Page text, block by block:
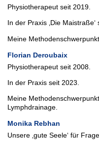
Physiotherapeut seit 2019.
In der Praxis ‚Die Maistraße‘
Meine
Florian Deroubaix
Physiotherapeut seit 2008.
In der Praxis seit 2023.
Meine
Lymphdrainage.
Monika Rebhan
Unsere ‚gute Seele‘ für